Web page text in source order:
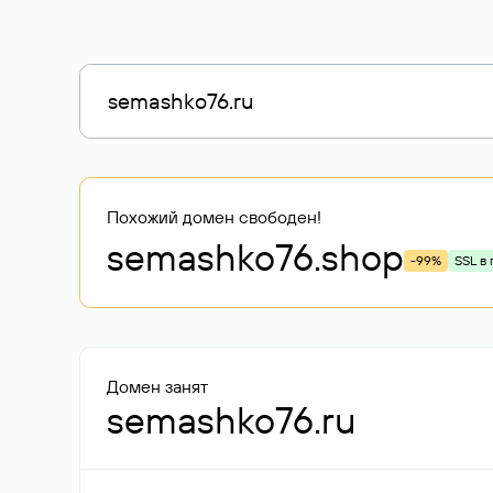
Похожий домен свободен!
semashko76.shop -99% SSL в
Домен занят
semashko76.ru